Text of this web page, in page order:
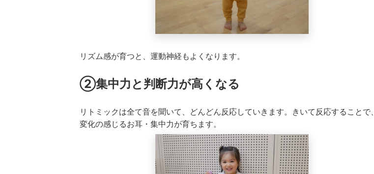
リズム感が育つと、運動神経もよくなります。
②集中力と判断力が高くなる
リトミックは全て音を聞いて、どんどん反応していきます。きいて反応することで、
変化の感じるお耳・集中力が育ちます。